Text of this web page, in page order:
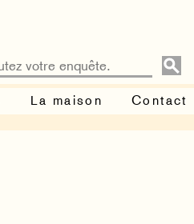
La maison Contact